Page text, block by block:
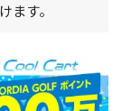
ます。